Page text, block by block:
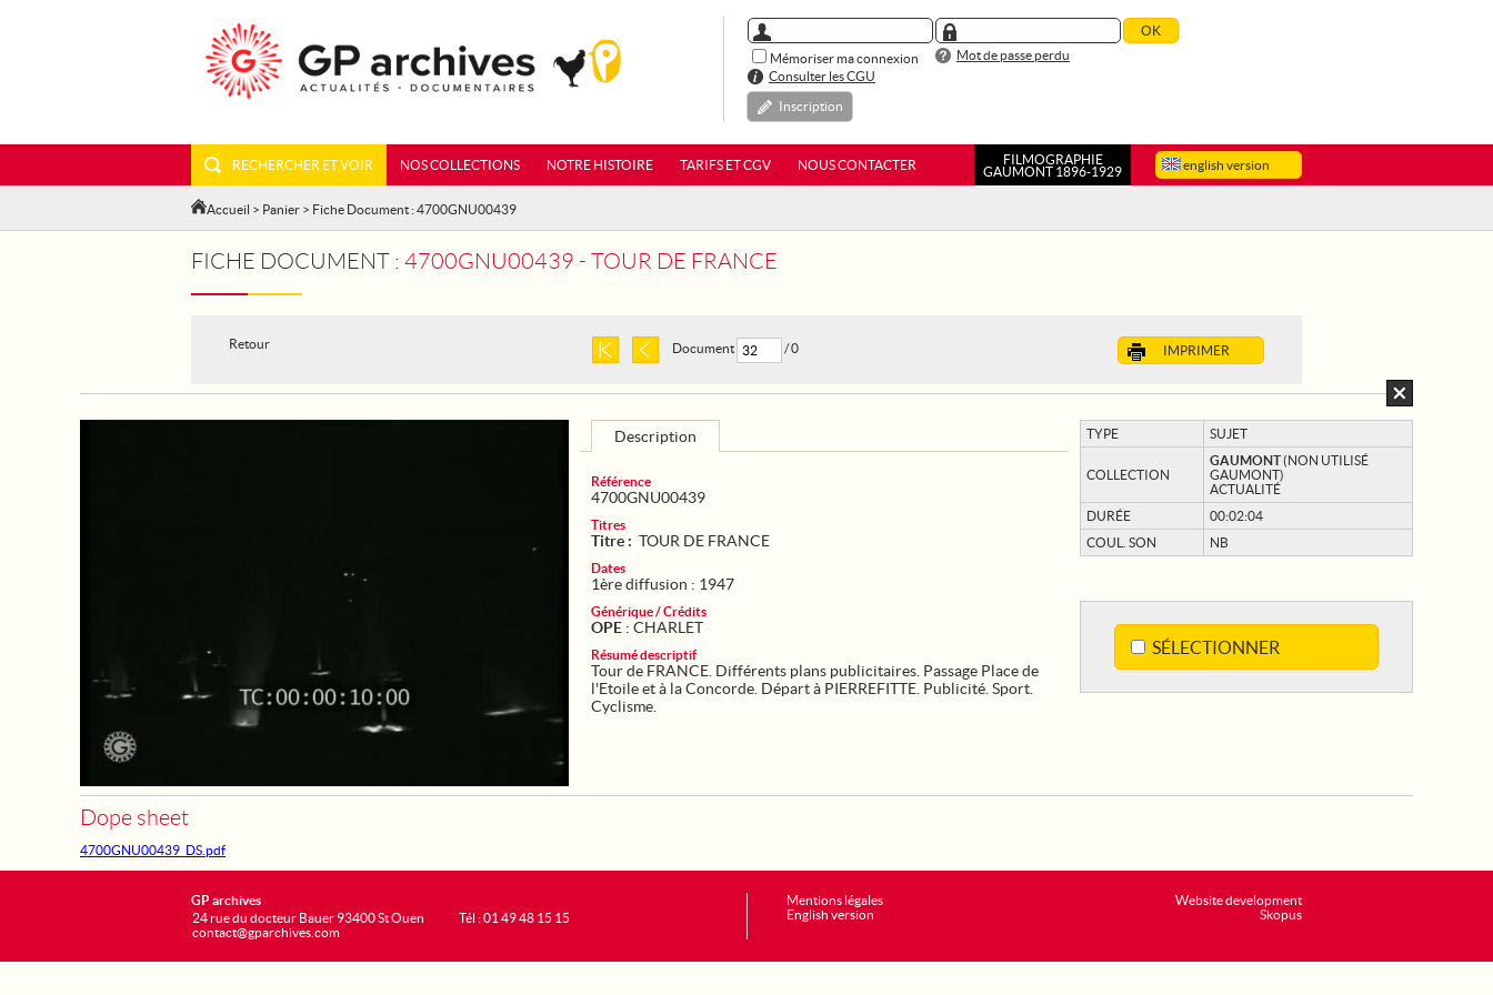
Mémoriser ma connexion
Mot de passe perdu
Consulter les CGU
Inscription
english version
RECHERCHER ET VOIR NOS COLLECTIONS NOTRE HISTOIRE TARIFS ET CGV NOUS CONTACTER
FILMOGRAPHIE
GAUMONT 1896-1929
Accueil > Panier > Fiche Document : 4700GNU00439
FICHE DOCUMENT : 4700GNU00439 - TOUR DE FRANCE
Retour IMPRIMER
Document / 0
TYPE SUJET
COLLECTION
GAUMONT(NON UTILISÉ
GAUMONT)
ACTUALITÉ
DURÉE
00:02:04
COUL. SON
NB
SÉLECTIONNER
Description
Référence
4700GNU00439
Titres
Titre : TOUR DE FRANCE
Dates
1ère diffusion : 1947
Générique / Crédits
OPE : CHARLET
Résumé descriptif
Tour de FRANCE. Différents plans publicitaires. Passage Place de
l'Etoile et à la Concorde. Départ à PIERREFITTE. Publicité. Sport.
Cyclisme.
Dope sheet
4700GNU00439_DS.pdf
Website development
Skopus
GP archives
24 rue du docteur Bauer 93400 St Ouen
contact@gparchives.com
Tél : 01 49 48 15 15
Mentions légales
English version